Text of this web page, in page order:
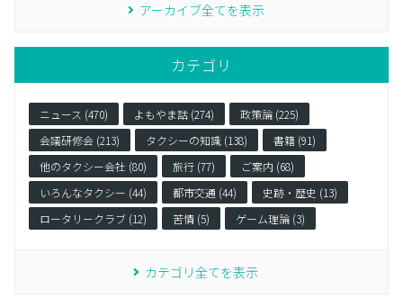
アーカイブ全てを表示
カテゴリ
ニュース (470) よもやま話 (274)
政策論 (225)
会議研修会 (213)
タクシーの知識 (138)
書籍 (91)
他のタクシー会社 (80)
旅行 (77)
ご案内 (68)
いろんなタクシー (44)
都市交通 (44)
史跡・歴史 (13)
ロータリークラブ (12)
苦情 (5) ゲーム理論 (3)
カテゴリ全てを表示